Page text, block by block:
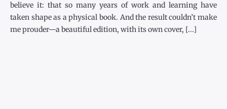
believe it: that so many years of work and learning have
taken shape as a physical book. And the result couldn’t make
me prouder—a beautiful edition, with its own cover, [...]